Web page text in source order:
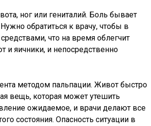
ног или гениталий. Боль бывает
обратиться к врачу, чтобы в
что на время облегчит
и яичники, и непосредственно
методом пальпации. Живот быстро
вещь, которая может утешить
ожидаемое, и врачи делают все
состояния. Опасность ситуации в